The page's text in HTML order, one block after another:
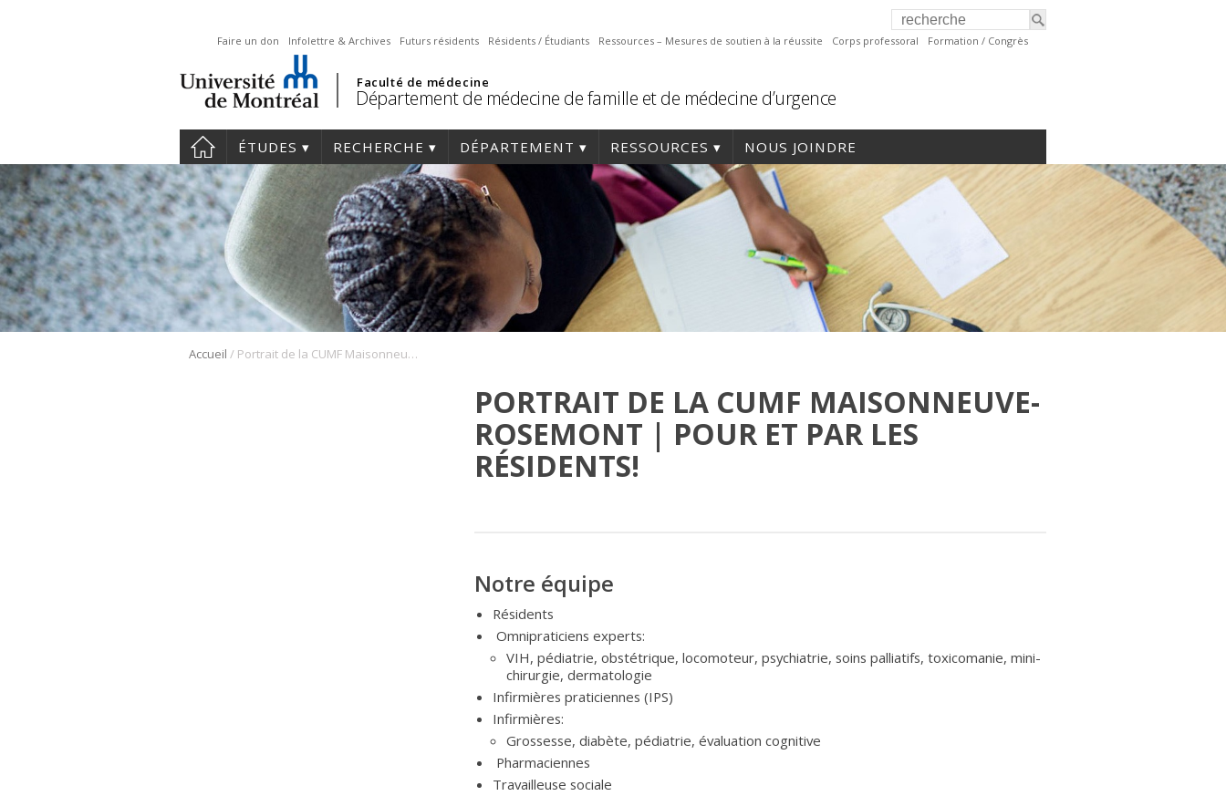
Faire un don Infolettre & Archives Futurs résidents Résidents / Étudiants Ressources – Mesures de soutien à la réussite Corps professoral Formation / Congrès
Faculté de médecine
Département de médecine de famille et de médecine d’urgence
ÉTUDES RECHERCHE DÉPARTEMENT RESSOURCES NOUS JOINDRE
Accueil / Portrait de la CUMF Maisonneuve-Rosemont | Pour et par les résidents!
PORTRAIT DE LA CUMF MAISONNEUVE-
ROSEMONT | POUR ET PAR LES
RÉSIDENTS!
Notre équipe
Résidents
Omnipraticiens experts:
VIH, pédiatrie, obstétrique, locomoteur, psychiatrie, soins palliatifs, toxicomanie, mini-
chirurgie, dermatologie
Infirmières praticiennes (IPS)
Infirmières:
Grossesse, diabète, pédiatrie, évaluation cognitive
Pharmaciennes
Travailleuse sociale